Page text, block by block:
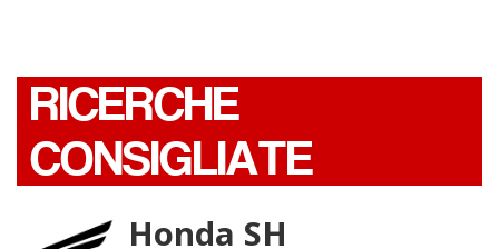
RICERCHE
CONSIGLIATE
Honda SH